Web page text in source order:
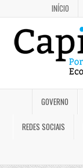
INÍCIO
GOVERNO
REDES SOCIAIS